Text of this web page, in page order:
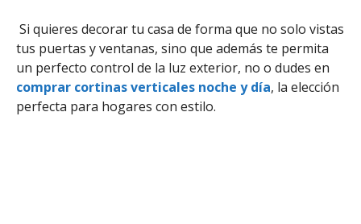
Si quieres decorar tu casa de forma que no solo vistas
tus puertas y ventanas, sino que además te permita
un perfecto control de la luz exterior, no o dudes en
comprar cortinas verticales noche y día, la elección
perfecta para hogares con estilo.